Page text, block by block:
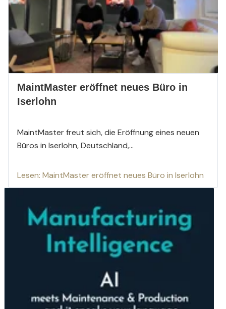
MaintMaster eröffnet neues Büro in
Iserlohn
MaintMaster freut sich, die Eröffnung eines neuen
Büros in Iserlohn, Deutschland,...
Lesen: MaintMaster eröffnet neues Büro in Iserlohn